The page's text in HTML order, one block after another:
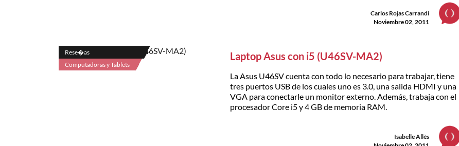
Carlos Rojas Carrandi
Noviembre 02, 2011
Rese�as
Computadoras y Tablets
Laptop Asus con i5 (U46SV-MA2)
La Asus U46SV cuenta con todo lo necesario para trabajar, tiene
tres puertos USB de los cuales uno es 3.0, una salida HDMI y una
VGA para conectarle un monitor externo. Además, trabaja con el
procesador Core i5 y 4 GB de memoria RAM.
Isabelle Allès